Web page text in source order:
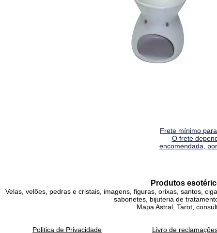
Frete mínimo
O frete
encomendada,
Produtos
Velas, velões, pedras e cristais, imagens, figuras, orixas, santos,
sabonetes, bijuteria de
Mapa Astral, Tarot,
Politica de Privacidade Livro de